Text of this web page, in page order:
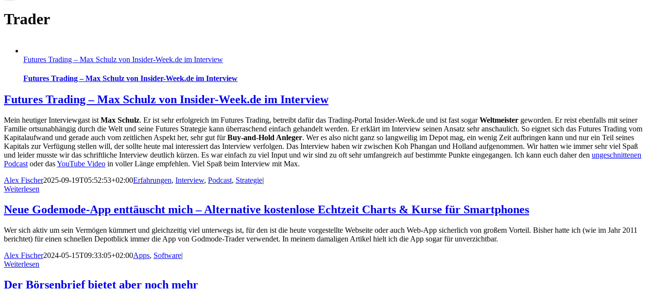
Trader
Futures Trading – Max Schulz von Insider-Week.de im Interview
Futures Trading – Max Schulz von Insider-Week.de im Interview
Futures Trading – Max Schulz von Insider-Week.de im Interview
Mein heutiger Interviewgast ist Max Schulz. Er ist sehr erfolgreich im Futures Trading, betreibt dafür das Trading-Portal Insider-Week.de und ist fast sogarWeltmeister geworden. Er reist ebenfalls mit seiner
Familie ortsunabhängig durch die Welt und seine Futures Strategie kann überraschend einfach gehandelt werden. Er erklärt im Interview seinen Ansatz sehr anschaulich. So eignet sich das Futures Trading vom
Kapitalaufwand und gerade auch vom zeitlichen Aspekt her, sehr gut fürBuy-and-Hold Anleger. Wer es also nicht ganz so langweilig im Depot mag, ein wenig Zeit aufbringen kann und nur ein Teil seines
Kapitals zur Verfügung stellen will, der sollte heute mal interessiert das Interview verfolgen. Das Interview haben wir zwischen Koh Phangan und Holland aufgenommen. Wir hatten wie immer sehr viel Spaß
und leider musste wir das schriftliche Interview deutlich kürzen. Es war einfach zu viel Input und wir sind zu oft sehr umfangreich auf bestimmte Punkte eingegangen. Ich kann euch daher den ungeschnittenen
Podcast oder dasYouTube Video in voller Länge empfehlen. Viel Spaß beim Interview mit Max.
Alex Fischer2025-09-19T05:52:53+02:00Erfahrungen, Interview, Podcast, Strategie|
Weiterlesen
Neue Godemode-App enttäuscht mich – Alternative kostenlose Echtzeit Charts & Kurse für Smartphones
Wer sich aktiv um sein Vermögen kümmert und gleichzeitig viel unterwegs ist, für den ist die heute vorgestellte Webseite oder auch Web-App sicherlich von großem Vorteil. Bisher hatte ich (wie im Jahr 2011
berichtet) für einen schnellen Depotblick immer die App von Godmode-Trader verwendet. In meinem damaligen Artikel hielt ich die App sogar für unverzichtbar.
Alex Fischer2024-05-15T09:33:05+02:00Apps, Software|
Weiterlesen
Der Börsenbrief bietet aber noch mehr